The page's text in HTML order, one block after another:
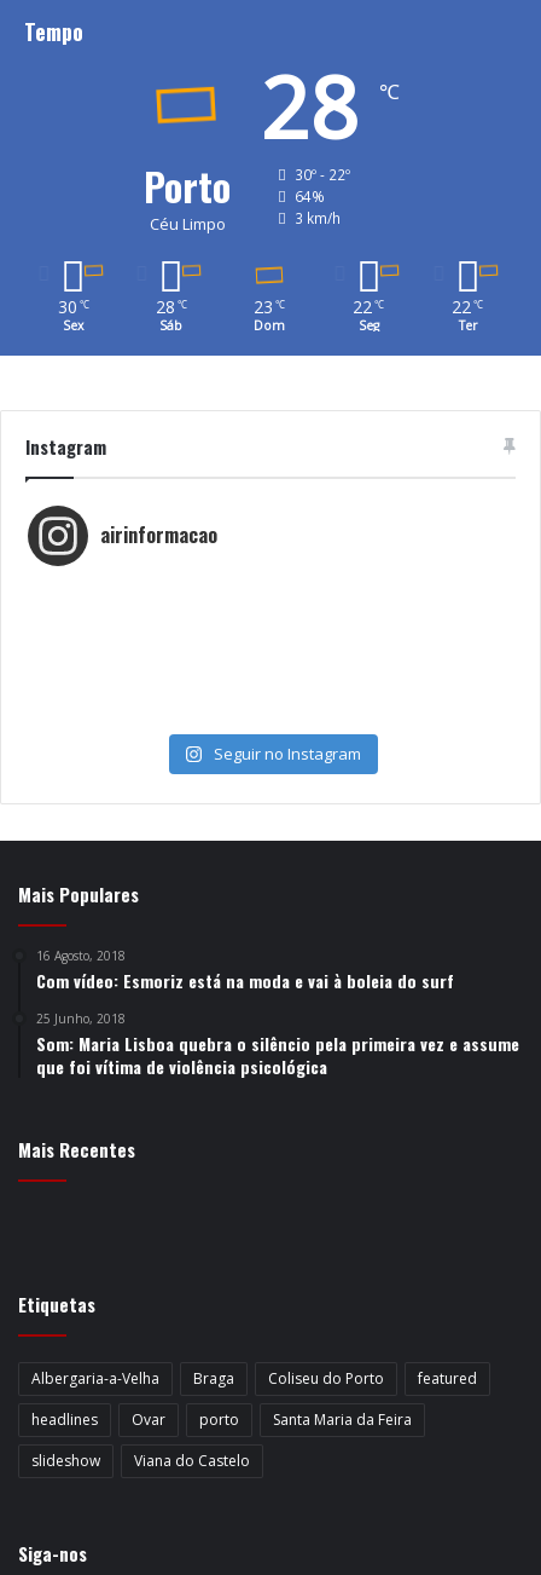
Tempo
Porto
Céu Limpo
28 ℃
30º - 22º
64%
3 km/h
30 ℃
Sex
28 ℃
Sáb
23 ℃
Dom
22℃
Seg
22℃
Ter
Instagram
airinformacao
Seguir no Instagram
Mais Populares
16 Agosto, 2018
Com vídeo: Esmoriz está na moda e vai à boleia do surf
25 Junho, 2018
Som: Maria Lisboa quebra o silêncio pela primeira vez e assume
que foi vítima de violência psicológica
Mais Recentes
Etiquetas
Albergaria-a-Velha Braga Coliseu do Porto
featured
headlines
Ovar porto
Santa Maria da Feira
slideshow
Viana do Castelo
Siga-nos